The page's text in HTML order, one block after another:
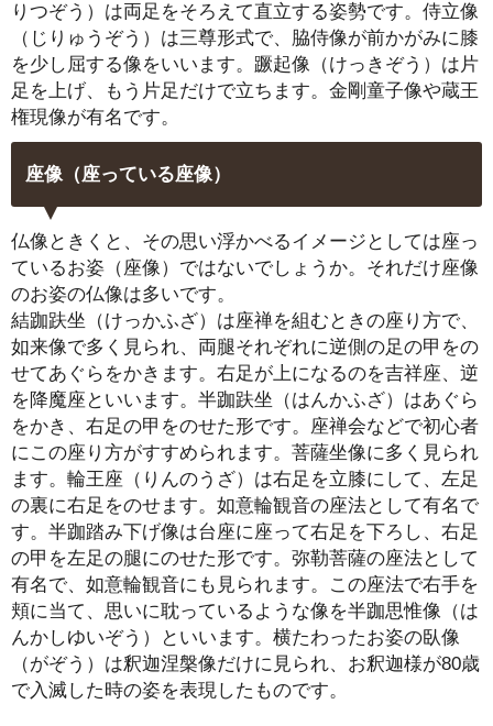
りつぞう）は両足をそろえて直立する姿勢です。侍立像
（じりゅうぞう）は三尊形式で、脇侍像が前かがみに膝
を少し屈する像をいいます。蹶起像（けっきぞう）は片
足を上げ、もう片足だけで立ちます。金剛童子像や蔵王
権現像が有名です。
座像（座っている座像）
仏像ときくと、その思い浮かべるイメージとしては座っ
ているお姿（座像）ではないでしょうか。それだけ座像
のお姿の仏像は多いです。
結跏趺坐（けっかふざ）は座禅を組むときの座り方で、
如来像で多く見られ、両腿それぞれに逆側の足の甲をの
せてあぐらをかきます。右足が上になるのを吉祥座、逆
を降魔座といいます。半跏趺坐（はんかふざ）はあぐら
をかき、右足の甲をのせた形です。座禅会などで初心者
にこの座り方がすすめられます。菩薩坐像に多く見られ
ます。輪王座（りんのうざ）は右足を立膝にして、左足
の裏に右足をのせます。如意輪観音の座法として有名で
す。半跏踏み下げ像は台座に座って右足を下ろし、右足
の甲を左足の腿にのせた形です。弥勒菩薩の座法として
有名で、如意輪観音にも見られます。この座法で右手を
頬に当て、思いに耽っているような像を半跏思惟像（は
んかしゆいぞう）といいます。横たわったお姿の臥像
（がぞう）は釈迦涅槃像だけに見られ、お釈迦様が80歳
で入滅した時の姿を表現したものです。